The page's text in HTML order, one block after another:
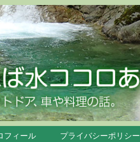
フィール プライバシーポリシー